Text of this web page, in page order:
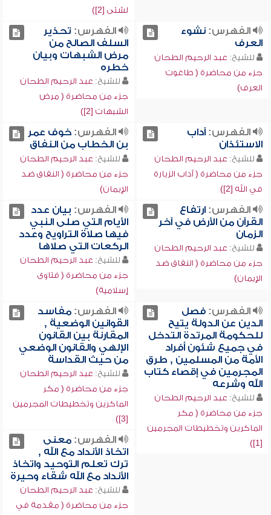
لشتى [2])
الفهرس:نشوء
العرف
للشيخ: عبد الرحيم الطحان
جزء من محاضرة ( طاغوت
العرف)
الفهرس: تحذير
السلف الصالح من
مرض الشبهات وبيان
خطره
للشيخ: عبد الرحيم الطحان
جزء من محاضرة ( مرض
الشبهات [2])
الفهرس:آداب
الاستئذان
للشيخ: عبد الرحيم الطحان
جزء من محاضرة ( آداب الزيارة
في الله [2])
الفهرس:خوف عمر
بن الخطاب من النفاق
للشيخ: عبد الرحيم الطحان
جزء من محاضرة ( النفاق ضد
الإيمان)
الفهرس:ارتفاع
القرآن من الأرض في آخر
الزمان
للشيخ: عبد الرحيم الطحان
جزء من محاضرة ( النفاق ضد
الإيمان)
الفهرس: بيان عدد
الأيام التي صلى النبي
فيها صلاة التراويح وعدد
الركعات التي صلاها
للشيخ: عبد الرحيم الطحان
جزء من محاضرة ( فتاوى
إسلامية)
الفهرس:فصل
الدين عن الدولة يتيح
للحكومة المرتدة التدخل
في جميع شئون أفراد
الأمة من المسلمين , طرق
المجرمين في إقصاء كتاب
الله وشرعه
للشيخ: عبد الرحيم الطحان
جزء من محاضرة ( مكر
الماكرين وتخطيطات المجرمين
[1])
الفهرس:مفاسد
القوانين الوضعية ,
المقارنة بين القانون
الإلهي والقانون الوضعي
من حيث القداسة
للشيخ: عبد الرحيم الطحان
جزء من محاضرة ( مكر
الماكرين وتخطيطات المجرمين
[3])
الفهرس:معنى
اتخاذ الأنداد مع الله ,
ترك تعلم التوحيد واتخاذ
الأنداد مع الله شقاء وحيرة
للشيخ: عبد الرحيم الطحان
جزء من محاضرة ( مقدمة في